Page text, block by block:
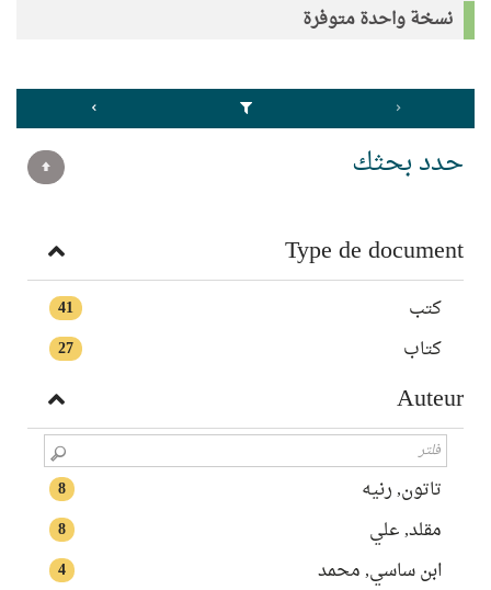
نسخة واحدة متوفرة
حدد بحثك
Type de document
41 كتب
27 كتاب
Auteur
8 تاتون, رنيه
8 مقلد, علي
4 ابن ساسي, محمد